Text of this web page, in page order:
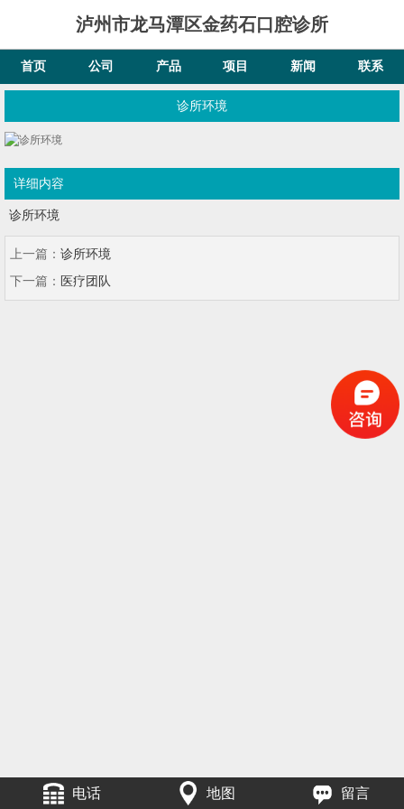
泸州市龙马潭区金药石口腔诊所
首页 公司 产品 项目 新闻 联系
诊所环境
详细内容
诊所环境
上一篇： 诊所环境
下一篇： 医疗团队
电话 地图 留言